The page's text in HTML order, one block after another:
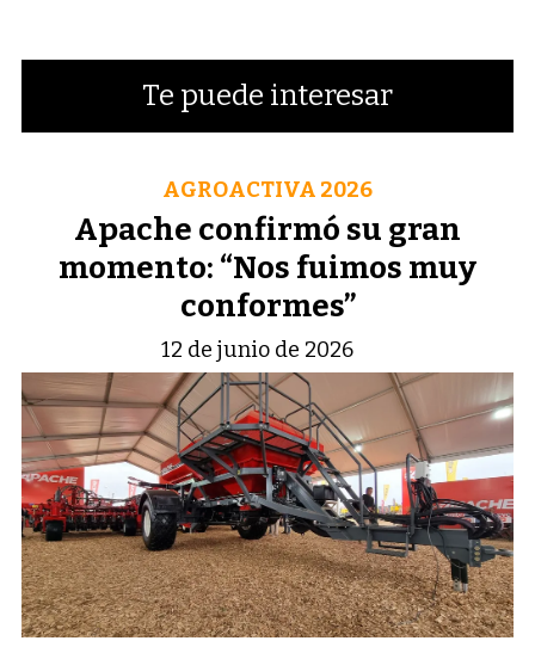
Te puede interesar
Apache confirmó su gran
momento: “Nos fuimos muy
conformes”
AGROACTIVA 2026
12 de junio de 2026